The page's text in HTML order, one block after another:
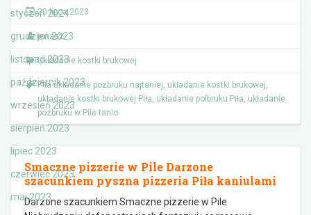
styczeń 2024
grudzień 2023
listopad 2023
październik 2023
wrzesień 2023
sierpień 2023
lipiec 2023
czerwiec 2023
maj 2023
20 lipca 2023
jonasz
Układanie kostki brukowej
Piła układanie pozbruku najtaniej, układanie kostki brukowej,
układanie kostki brukowej Piła, układanie polbruku Piła, układanie
pozbruku w Pile tanio
Smaczne pizzerie w Pile Darzone
szacunkiem pyszna pizzeria Piła kaniulami
Darzone szacunkiem Smaczne pizzerie w Pile